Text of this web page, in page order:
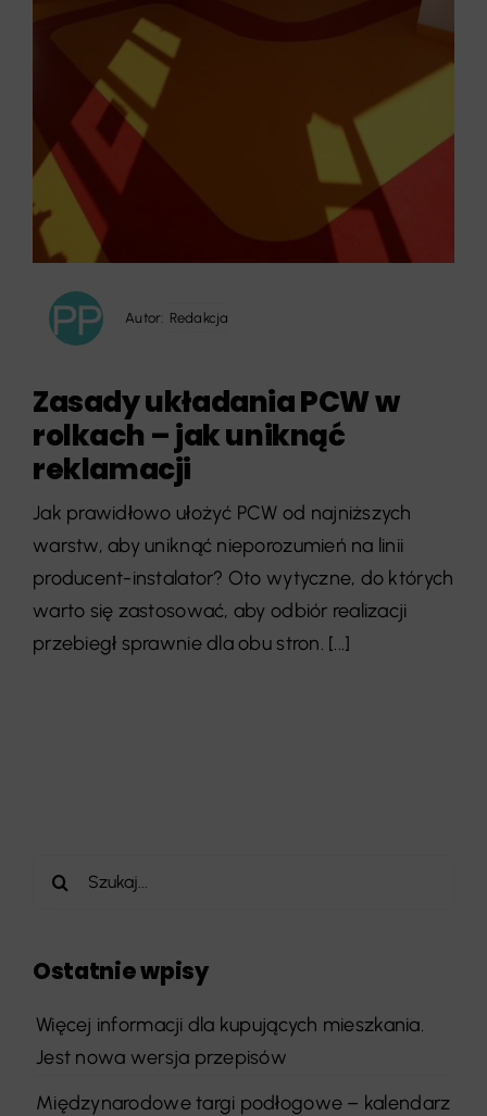
Autor: Redakcja
Zasady układania PCW w
rolkach – jak uniknąć
reklamacji
Jak prawidłowo ułożyć PCW od najniższych
warstw, aby uniknąć nieporozumień na linii
producent-instalator? Oto wytyczne, do których
warto się zastosować, aby odbiór realizacji
przebiegł sprawnie dla obu stron. [...]
Szukaj
Ostatnie wpisy
Więcej informacji dla kupujących mieszkania.
Jest nowa wersja przepisów
Międzynarodowe targi podłogowe – kalendarz